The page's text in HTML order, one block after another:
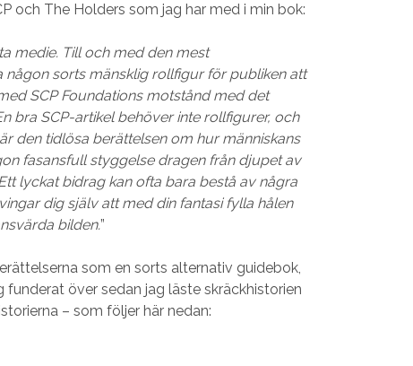
och The Holders som jag har med i min bok:
medie. Till och med den mest
sorts mänsklig rollfigur för publiken att
SCP Foundations motstånd med det
bra SCP-artikel behöver inte rollfigurer, och
den tidlösa berättelsen om hur människans
fasansfull styggelse dragen från djupet av
lyckat bidrag kan ofta bara bestå av några
dig själv att med din fantasi fylla hålen
bilden.”
som en sorts alternativ guidebok,
över sedan jag läste skräckhistorien
– som följer här nedan: